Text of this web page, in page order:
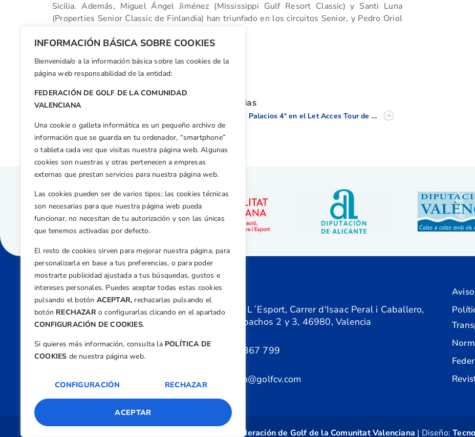
INFORMACIÓN BÁSICA SOBRE COOKIES
Bienvenida/o a la información básica sobre las cookies de la
página web responsabilidad de la entidad:
FEDERACIÓN DE GOLF DE LA COMUNIDAD
VALENCIANA
Una cookie o galleta informática es un pequeño archivo de
información que se guarda en tu ordenador, “smartphone”
o tableta cada vez que visitas nuestra página web. Algunas
cookies son nuestras y otras pertenecen a empresas
externas que prestan servicios para nuestra página web.
Las cookies pueden ser de varios tipos: las cookies técnicas
son necesarias para que nuestra página web pueda
funcionar, no necesitan de tu autorización y son las únicas
que tenemos activadas por defecto.
El resto de cookies sirven para mejorar nuestra página, para
personalizarla en base a tus preferencias, o para poder
mostrarte publicidad ajustada a tus búsquedas, gustos e
intereses personales. Puedes aceptar todas estas cookies
pulsando el botón ACEPTAR, rechazarlas pulsando el
botón RECHAZARo configurarlas clicando en el apartado
CONFIGURACIÓN DE COOKIES.
Si quieres más información, consulta la POLÍTICA DE
COOKIES de nuestra página web.
CONFIGURACIÓN RECHAZAR
ACEPTAR
Sicilia. Además, Miguel Ángel Jiménez (Mississippi Gulf Resort Classic) y Santi Luna
(Properties Senior Classic de Finlandia) han triunfado en los circuitos Senior, y Pedro Oriol
FUENTE: Andalucía Valderrama Masters
Facebook
X WhatsApp
LinkedIn
Email
Otras noticias
María Palacios 4ª en el Let Acces Tour de El Saler
Centre de L´Esport, Carrer d'Isaac Peral i Caballero,
Nº 5, Despachos 2 y 3, 46980, Valencia
+34 961 367 799
federacion@golfcv.com
Federación de Golf de la Comunitat Valenciana | Diseño: